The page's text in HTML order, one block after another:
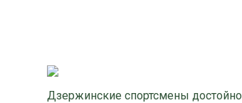
Дзержинские спортсмены достойно